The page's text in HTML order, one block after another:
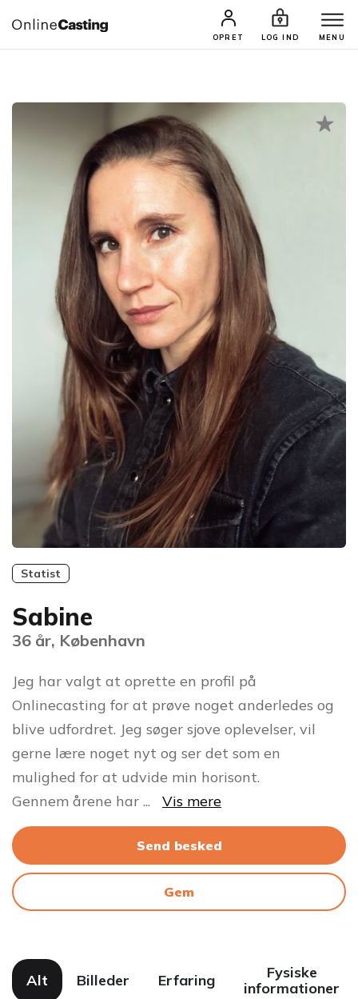
OPRET LOG IND MENU
CASTINGS & JOBS SØG PROFIL
Statist
Sabine
36 år, København
Jeg har valgt at oprette en profil på
Onlinecasting for at prøve noget anderledes og
blive udfordret. Jeg søger sjove oplevelser, vil
gerne lære noget nyt og ser det som en
mulighed for at udvide min horisont.
Gennem årene har ... Vis mere
Send besked
Gem
Alt Billeder Erfaring
Fysiske
informationer